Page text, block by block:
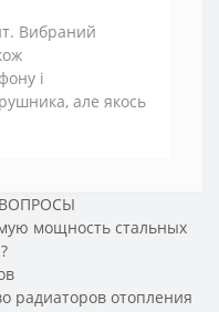
Вибраний
і
але якось
мощность стальных
радиаторов отопления